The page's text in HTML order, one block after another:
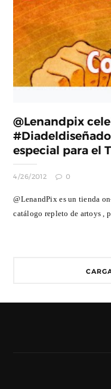
@Lenandpix
especial para el
4/26/2012 0
@LenandPix es un tienda
catálogo repleto de artoys ,